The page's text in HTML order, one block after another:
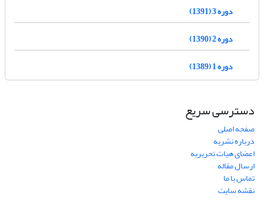
دوره 3 (1391)
دوره 2 (1390)
دوره 1 (1389)
دسترسی سریع
صفحه اصلی
درباره نشریه
اعضای هیات تحریریه
ارسال مقاله
تماس با ما
نقشه سایت